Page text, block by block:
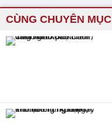
CÙNG CHUYÊN MỤC